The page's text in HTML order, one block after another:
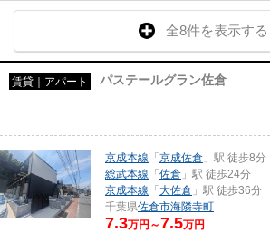
全8件を表示する
賃貸｜アパート パステールグラン佐倉
京成本線 「京成佐倉 」駅 徒歩8分
総武本線 「佐倉 」駅 徒歩24分
京成本線 「大佐倉 」駅 徒歩36分
千葉県佐倉市海隣寺町
7.3万円～7.5万円